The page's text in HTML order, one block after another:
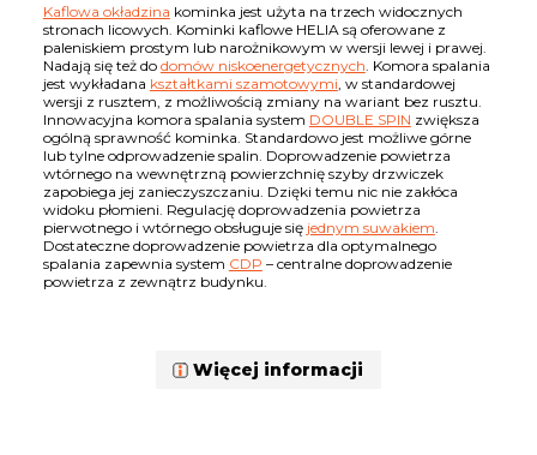
Kaflowa okładzina kominka jest użyta na trzech widocznych
stronach licowych. Kominki kaflowe HELIA są oferowane z
paleniskiem prostym lub narożnikowym w wersji lewej i prawej.
Nadają się też do domów niskoenergetycznych . Komora spalania
jest wykładana kształtkami szamotowymi , w standardowej
wersji z rusztem, z możliwością zmiany na wariant bez rusztu.
Innowacyjna komora spalania system DOUBLE SPIN zwiększa
ogólną sprawność kominka. Standardowo jest możliwe górne
lub tylne odprowadzenie spalin. Doprowadzenie powietrza
wtórnego na wewnętrzną powierzchnię szyby drzwiczek
zapobiega jej zanieczyszczaniu. Dzięki temu nic nie zakłóca
widoku płomieni. Regulację doprowadzenia powietrza
pierwotnego i wtórnego obsługuje się jednym suwakiem
Dostateczne doprowadzenie powietrza dla optymalnego
spalania zapewnia system CDP – centralne doprowadzenie
powietrza z zewnątrz budynku.
Więcej informacji